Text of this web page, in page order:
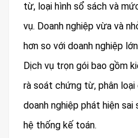
từ, loại hình sổ sách và
vụ. Doanh nghiệp vừa và
hơn so với doanh nghiệp
Dịch vụ trọn gói bao gồm
rà soát chứng từ, phân loại
doanh nghiệp phát hiện
hệ thống kế toán.